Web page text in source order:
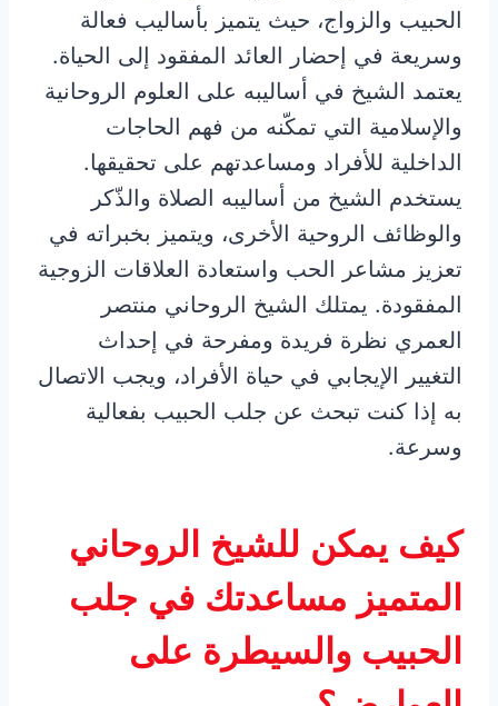
الحبيب والزواج، حيث يتميز بأساليب فعالة
وسريعة في إحضار العائد المفقود إلى الحياة.
يعتمد الشيخ في أساليبه على العلوم الروحانية
والإسلامية التي تمكّنه من فهم الحاجات
الداخلية للأفراد ومساعدتهم على تحقيقها.
يستخدم الشيخ من أساليبه الصلاة والذّكر
والوظائف الروحية الأخرى، ويتميز بخبراته في
تعزيز مشاعر الحب واستعادة العلاقات الزوجية
المفقودة. يمتلك الشيخ الروحاني منتصر
العمري نظرة فريدة ومفرحة في إحداث
التغيير الإيجابي في حياة الأفراد، ويجب الاتصال
به إذا كنت تبحث عن جلب الحبيب بفعالية
وسرعة.
كيف يمكن للشيخ الروحاني
المتميز مساعدتك في جلب
الحبيب والسيطرة على